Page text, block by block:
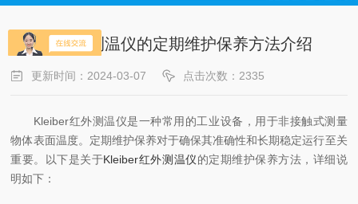
kleiber红外测温仪的定期维护保养方法介绍
更新时间：2024-03-07 点击次数：2335
Kleiber红外测温仪是一种常用的工业设备，用于非接触式测量
物体表面温度。定期维护保养对于确保其准确性和长期稳定运行至关
重要。以下是关于Kleiber红外测温仪的定期维护保养方法，详细说
明如下：